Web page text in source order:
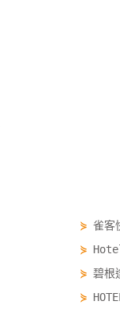
⋟ 雀客
⋟
⋟ 碧根
⋟